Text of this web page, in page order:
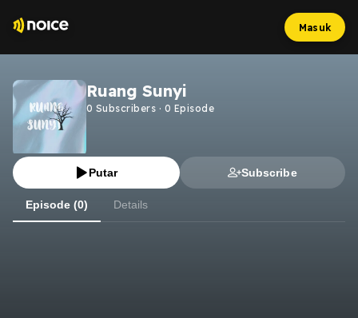
Masuk
Ruang Sunyi
0 Subscribers · 0 Episode
Putar Subscribe
Episode (0) Details